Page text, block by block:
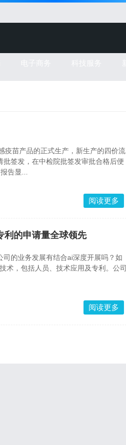
苗产品的正式生产，新生产的四价流
签发，在中检院批签发审批合格后便
告显...
阅读更多
利的申请量全球领先
的业务发展有结合ai深度开展吗？如
，包括人员、技术应用及专利。公司
阅读更多